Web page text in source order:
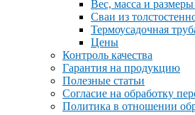
Вес, масса и
Сваи из
Термоусадочная
Цены
Контроль качества
Гарантия на продукцию
Полезные статьи
Согласие на обработку
Политика в отношении